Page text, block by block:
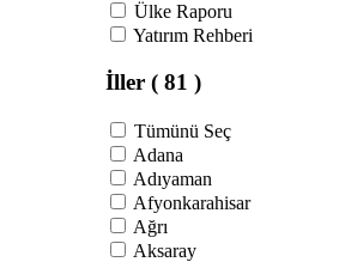
Ülke Raporu
Yatırım Rehberi
İller ( 81 )
Tümünü Seç
Adana
Adıyaman
Afyonkarahisar
Ağrı
Aksaray